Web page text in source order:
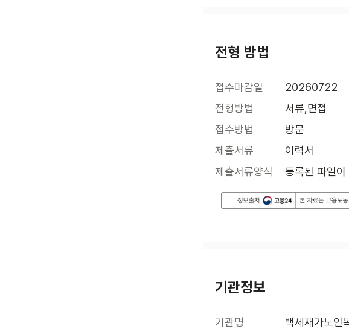
전형 방법
접수마감일
20260722
전형방법
서류,면접
접수방법
방문
제출서류
이력서
제출서류양식
등록된 파일이
기관정보
기관명
백세재가노인